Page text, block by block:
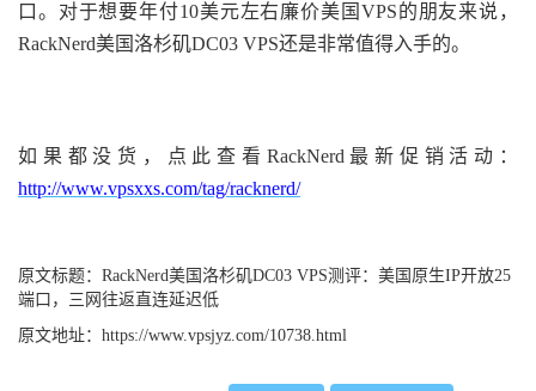
口。对于想要年付10美元左右廉价美国VPS的朋友来说，
RackNerd美国洛杉矶DC03 VPS还是非常值得入手的。
如果都没货，点此查看RackNerd最新促销活动：
http://www.vpsxxs.com/tag/racknerd/
原文标题： RackNerd美国洛杉矶DC03 VPS测评：美国原生IP开放25
端口，三网往返直连延迟低
原文地址： https://www.vpsjyz.com/10738.html